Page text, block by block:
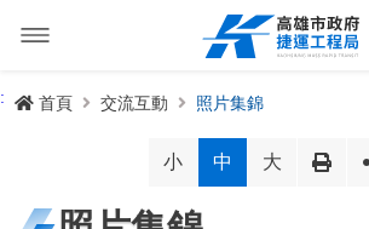
容
捷運路線進度圖
訊息專區
首頁 交流互動 照片集錦
小 中 大